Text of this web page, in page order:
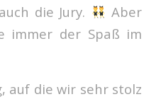
die Jury.
Aber
immer der Spaß im
auf die wir sehr stolz